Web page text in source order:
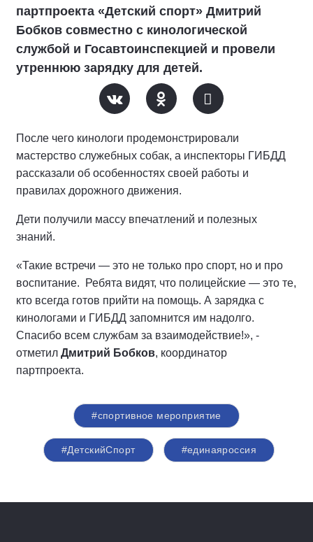
партпроекта «Детский спорт» Дмитрий
Бобков совместно с кинологической
службой и Госавтоинспекцией и провели
утреннюю зарядку для детей.
После чего кинологи продемонстрировали
мастерство служебных собак, а инспекторы ГИБДД
рассказали об особенностях своей работы и
правилах дорожного движения.
Дети получили массу впечатлений и полезных
знаний.
«Такие встречи — это не только про спорт, но и про
воспитание. Ребята видят, что полицейские — это те,
кто всегда готов прийти на помощь. А зарядка с
кинологами и ГИБДД запомнится им надолго.
Спасибо всем службам за взаимодействие!», -
отметил Дмитрий Бобков, координатор
партпроекта.
#спортивное мероприятие
#ДетскийСпорт #единаяроссия